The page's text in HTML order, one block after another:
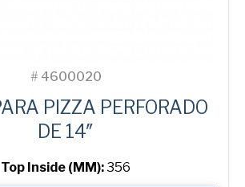
# 4600020
PIZZA PERFORADO
DE 14″
Top Inside (MM):356